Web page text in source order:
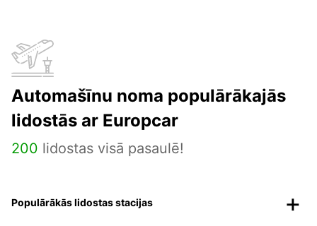
Automašīnu noma populārākajās
lidostās ar Europcar
200 lidostas visā pasaulē!
Populārākās lidostas stacijas